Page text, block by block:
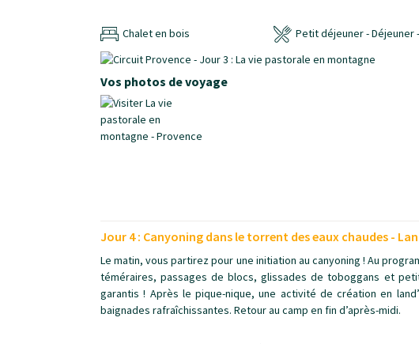
Chalet en bois Petit déjeuner - Déjeuner
Vos photos de voyage
Jour 4 : Canyoning dans le torrent des eaux chaudes -
Le matin, vous partirez pour une initiation au canyoning ! Au
téméraires, passages de blocs, glissades de toboggans et
garantis ! Après le pique-nique, une activité de création en
baignades rafraîchissantes. Retour au camp en fin d’après-midi.